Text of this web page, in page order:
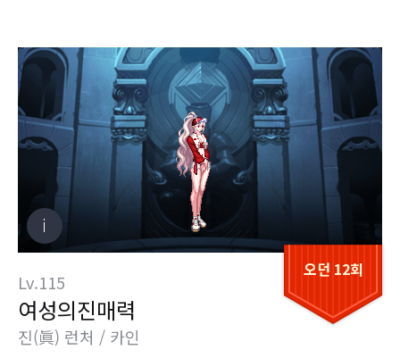
오던 12회
Lv.115
여성의진매력
진(眞) 런처 / 카인